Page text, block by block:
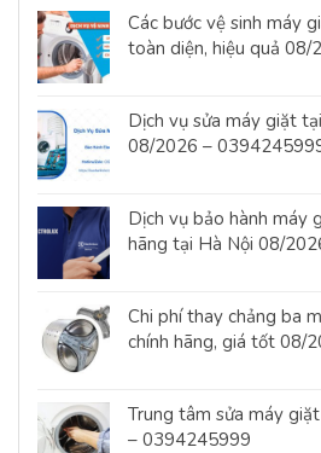
Các bước vệ sinh máy
toàn diện, hiệu quả 08/
Dịch vụ sửa máy giặt
08/2026 –
Dịch vụ bảo hành máy
hãng tại Hà Nội 08/
Chi phí thay chảng ba
chính hãng, giá tốt 08/
Trung tâm sửa máy
– 0394245999